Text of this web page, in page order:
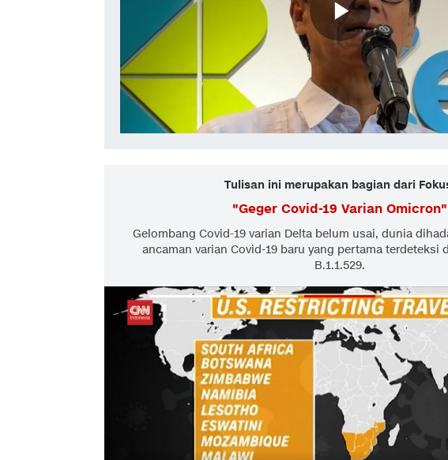
Tulisan ini merupakan bagian dari
"Geger Covid-19 Varian Omicron"
Gelombang Covid-19 varian Delta belum usai, dunia
ancaman varian Covid-19 baru yang pertama terdeteksi
B.1.1.529.